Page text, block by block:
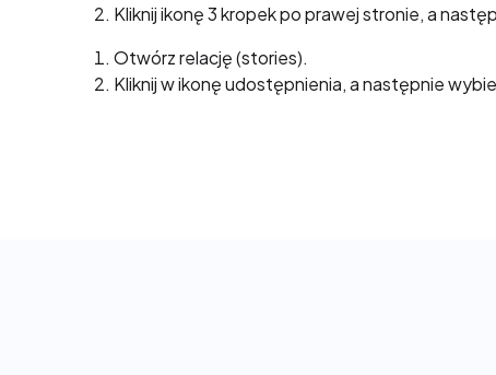
Kliknij ikonę 3 kropek po prawej stronie, a
W przeglądarce
Otwórz relację (stories).
Kliknij w ikonę udostępnienia, a następnie